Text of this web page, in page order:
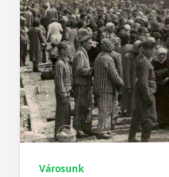
Városunk